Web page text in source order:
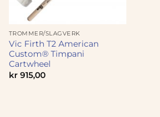
TROMMER/SLAGVERK
Vic Firth T2 American
Custom® Timpani
Cartwheel
kr915,00